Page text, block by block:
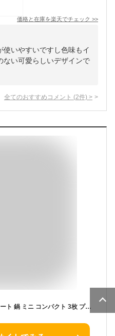
価格と在庫を楽天でチェック >>
使いやすいですし色味もイ
ない可愛らしいデザインで
全てのおすすめコメント (2件) >
送料無料 SOLEMOOD ホットプレート 鍋 ミニ コンパクト 3枚 プレート 深鍋 焼肉 料理 たこ焼き たこ焼き器 グリル鍋 一人用 おしゃれ 丸洗い 電気プレート お好み焼き たこ焼きプレート 深型 電気式 ヒーター式 1200W 小型 小さい A4サイズ